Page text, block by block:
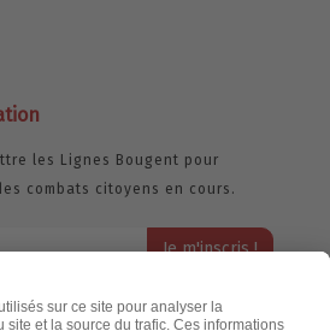
les Lignes Bougent pour
combats citoyens en cours.
notre politique de confidentialité,